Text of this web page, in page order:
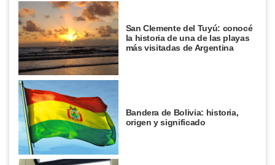
San Clemente del Tuyú: conocé
la historia de una de las playas
más visitadas de Argentina
Bandera de Bolivia: historia,
origen y significado